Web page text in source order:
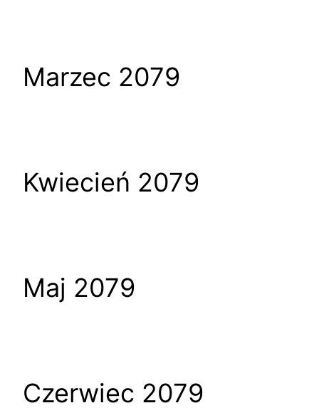
Marzec 2079
Kwiecień 2079
Maj 2079
Czerwiec 2079